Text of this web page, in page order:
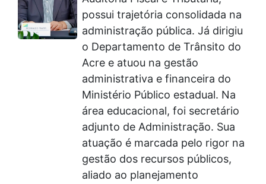
possui trajetória consolidada na
administração pública. Já dirigiu
o Departamento de Trânsito do
Acre e atuou na gestão
administrativa e financeira do
Ministério Público estadual. Na
área educacional, foi secretário
adjunto de Administração. Sua
atuação é marcada pelo rigor na
gestão dos recursos públicos,
aliado ao planejamento